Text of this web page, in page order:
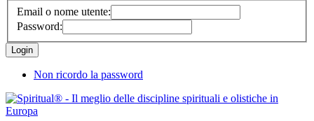
Email o nome utente:
Password:
Non ricordo la password